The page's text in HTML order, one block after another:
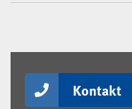
Kontakt